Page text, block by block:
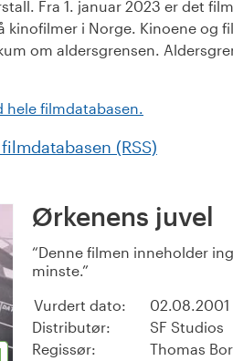
Fra 1. januar 2023 er det
kinofilmer i Norge. Kinoene og
om aldersgrensen.
hele filmdatabasen.
(RSS)
Ørkenens juvel
Denne filmen inneholder
minste.
Vurdert dato:
02.08.2001
Distributør:
SF Studios
Regissør:
Thomas